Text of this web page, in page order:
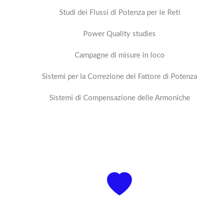
Studi dei Flussi di Potenza per le Reti
Power Quality studies
Campagne di misure in loco
Sistemi per la Correzione del Fattore di Potenza
Sistemi di Compensazione delle Armoniche